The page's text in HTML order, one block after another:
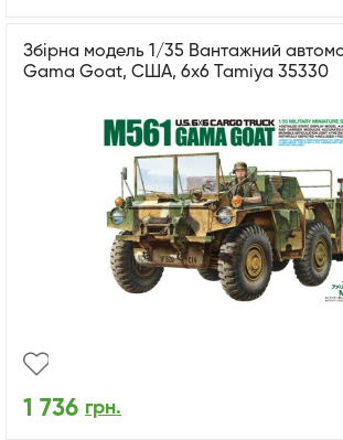
Збірна модель 1/35 Вантажний
Gama Goat, США, 6x6 Tamiya 35330
1 736 грн.